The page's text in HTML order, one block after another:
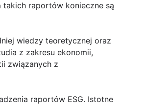
takich raportów konieczne są
wiedzy teoretycznej oraz
z zakresu ekonomii,
związanych z
raportów ESG. Istotne